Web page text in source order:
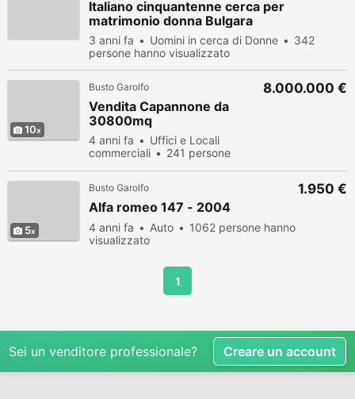
Italiano cinquantenne cerca per
matrimonio donna Bulgara
3 anni fa Uomini in cerca di Donne
342
persone hanno visualizzato
10
Busto Garolfo
Vendita Capannone da
30800mq
4 anni fa
Uffici e Locali
commerciali
241 persone
8.000.000 €
5
Busto Garolfo
Alfa romeo 147 - 2004
4 anni fa Auto
1062 persone hanno
visualizzato
1.950 €
1
Sei un venditore professionale? Creare un account